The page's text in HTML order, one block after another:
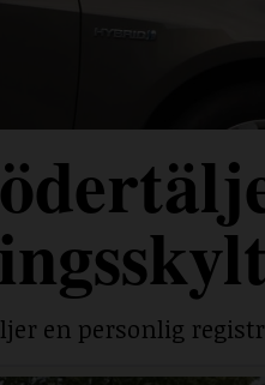
en personlig